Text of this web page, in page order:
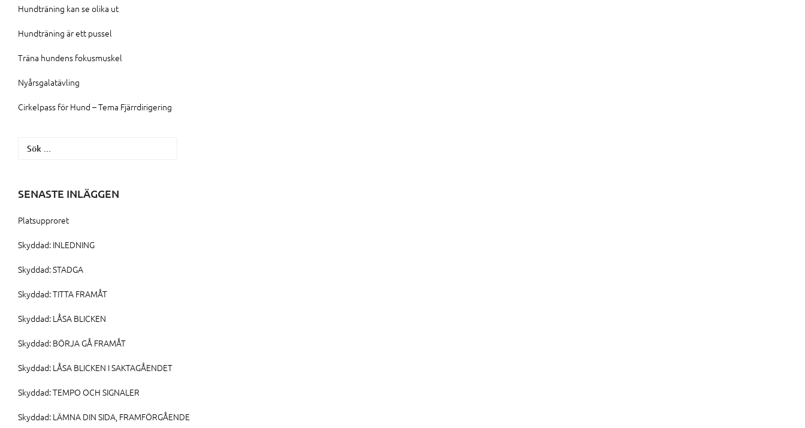
Hundträning kan se olika ut
Hundträning är ett pussel
Träna hundens fokusmuskel
Nyårsgalatävling
Cirkelpass för Hund – Tema Fjärrdirigering
Sök
SENASTE INLÄGGEN
Platsupproret
Skyddad: INLEDNING
Skyddad: STADGA
Skyddad: TITTA FRAMÅT
Skyddad: LÅSA BLICKEN
Skyddad: BÖRJA GÅ FRAMÅT
Skyddad: LÅSA BLICKEN I SAKTAGÅENDET
Skyddad: TEMPO OCH SIGNALER
Skyddad: LÄMNA DIN SIDA, FRAMFÖRGÅENDE